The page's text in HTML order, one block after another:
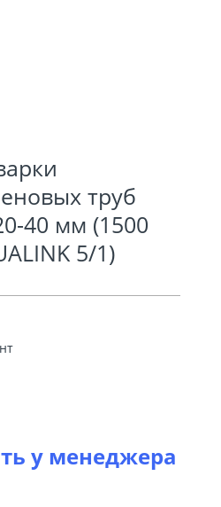
труб
40 мм (1500
5/1)
у менеджера